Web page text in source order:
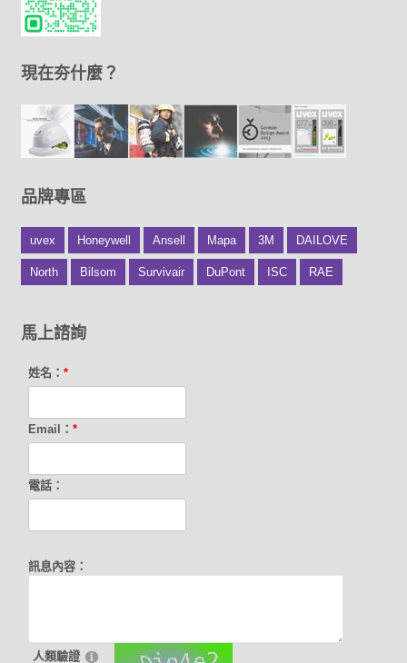
現在夯什麼？
品牌專區
uvex Honeywell Ansell Mapa 3M DAILOVE
North Bilsom Survivair DuPont ISC RAE
馬上諮詢
姓名：*
Email：*
電話：
訊息內容：
人類驗證